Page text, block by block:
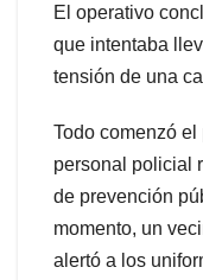
El operativo
que intentaba
tensión de una
Todo comenzó el
personal policial
de prevención
momento, un
alertó a los